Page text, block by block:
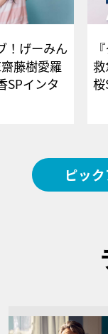
！げーみん
藤樹愛羅
SPインタ
ピッ